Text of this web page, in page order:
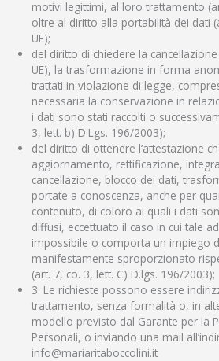
motivi legittimi, al loro trattamento
oltre al diritto alla portabilità dei dati
UE);
del diritto di chiedere la
UE), la trasformazione in forma
trattati in violazione di legge,
necessaria la conservazione in
i dati sono stati raccolti o
3, lett. b) D.Lgs. 196/2003);
del diritto di ottenere l’attestazione
aggiornamento, rettificazione,
cancellazione, blocco dei dati,
portate a conoscenza, anche per
contenuto, di coloro ai quali i dati
diffusi, eccettuato il caso in cui tale
impossibile o comporta un impiego
manifestamente sproporzionato
(art. 7, co. 3, lett. C) D.lgs. 196/2003);
3. Le richieste possono essere
trattamento, senza formalità o, in
modello previsto dal Garante per la
Personali, o inviando una mail
info@mariaritaboccolini.it